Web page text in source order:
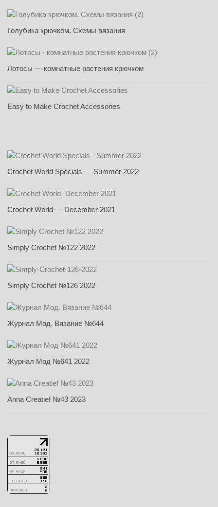
Голубика крючком. Схемы вязания
Лотосы — комнатные растения крючком
Easy to Make Crochet Accessories
Crochet World Specials — Summer 2022
Crochet World — December 2021
Simply Crochet №122 2022
Simply Crochet №126 2022
Журнал Мод. Вязание №644
Журнал Мод №641 2022
Anna Creatief №43 2023